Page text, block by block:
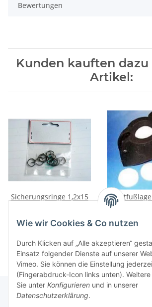
Bewertungen
Kunden kauften
Artikel:
Sicherungsringe 1,2x15
3,50 €
Wie wir Cookies & Co nutzen
Durch Klicken auf „Alle akzeptieren“
Einsatz folgender Dienste auf unserer
Vimeo. Sie können die Einstellung
(Fingerabdruck-Icon links unten).
Sie unter Konfigurieren und in unserer
Datenschutzerklärung.